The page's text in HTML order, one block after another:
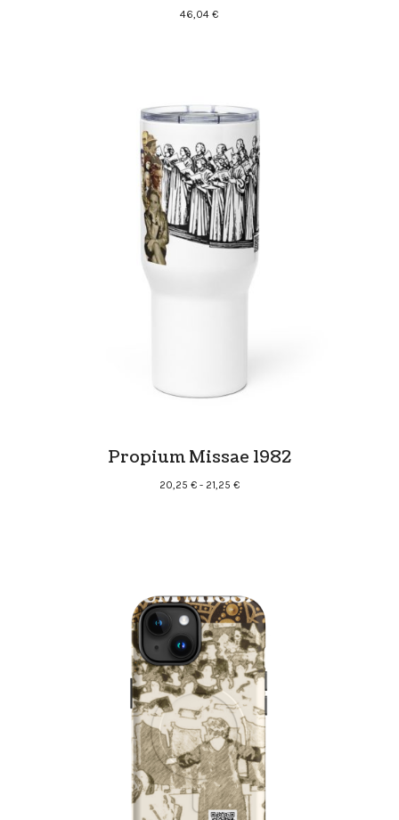
46,04€
Propium Missae 1982
20,25 € - 21,25 €Rango
21,25 €